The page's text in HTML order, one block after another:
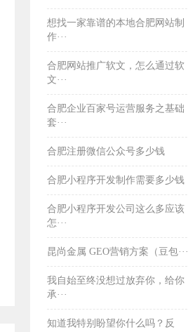
想找一家靠谱的本地合肥网站制
作···
合肥网站推广软文，怎么通过软
文···
合肥企业百家号运营服务之基础
套···
合肥注册微信公众号多少钱
合肥小程序开发制作需要多少钱
合肥小程序开发公司这么多应该
怎···
昆尚金属 GEO营销方案（豆包···
我自始至终没想过放弃你，给你
承···
知道我特别盼望你什么吗？反